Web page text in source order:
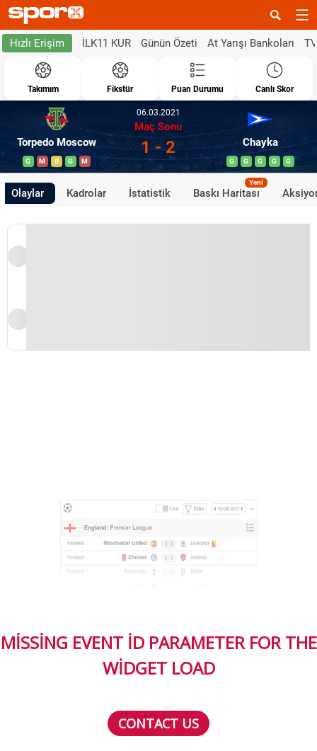
Hızlı Erişim İLK11 KUR Günün Özeti At Yarışı Bankoları
Takımım Fikstür Puan Durumu Canlı Skor
Torpedo Moscow
G M B G M
06.03.2021
Maç Sonu
1 - 2 Chayka
G G G G G
Olaylar Kadrolar İstatistik Baskı Haritası
Yeni
MISSING EVENT ID PARAMETER FOR THE
WIDGET LOAD
CONTACT US